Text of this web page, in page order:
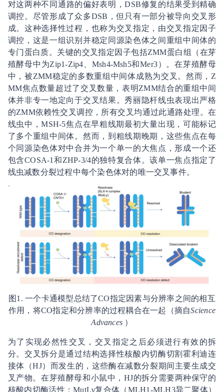
对这两种不同通路的偏好表明，DSB修复的结果受到精确
调控。尽管形成了众多DSB，但只有一部分被导向交叉形
成。这种选择性过程，也称为交叉指定，由交叉指定因子
调控，这是一组识别并稳定同源染色体之间重组中间体的
专门蛋白质。关键的交叉指定因子包括ZMM蛋白组（在芽
殖酵母中为Zip1-Zip4、Msh4-Msh5和Mer3）。在芽殖酵母
中，被ZMM稳定的多数重组中间体成熟为交叉。然而，Z
MM焦点数量超过了交叉数量，表明ZMM结合的重组中间
体并非专一地定向于交叉结果。秀丽隐杆线虫表现出严格
的ZMM依赖性交叉调控，所有交叉均通过此通路处理。在
线虫中，MSH-5焦点在早粗线期最初大量出现，可能标记
了多个重组中间体。然而，到粗线期晚期，这些焦点在每
个同源染色体对中合并为一个单一的大焦点，形成一个还
包含COSA-1和ZHP-3/4的独特复合体。该单一焦点指定了
线虫减数分裂过程中每个染色体对的唯一交叉事件。
图1. 一个卡通模型总结了CO指定因素与分辨率之间的相互
作用，将CO指定和分辨率的过程耦合在一起（摘自Science
Advances ）
为了实现必然性交叉，交叉指定之后必须进行有效的拆
分。交叉拆分是通过结构选择性核酸内切酶切割霍利迪连
接体（HJ）而发生的，这些酶在减数分裂期间主要生成交
叉产物。在芽殖酵母和小鼠中，HJ的拆分需要两种保守的
核酸内切酶活性：MutLγ复合体（MLH1-MLH3异二聚体）